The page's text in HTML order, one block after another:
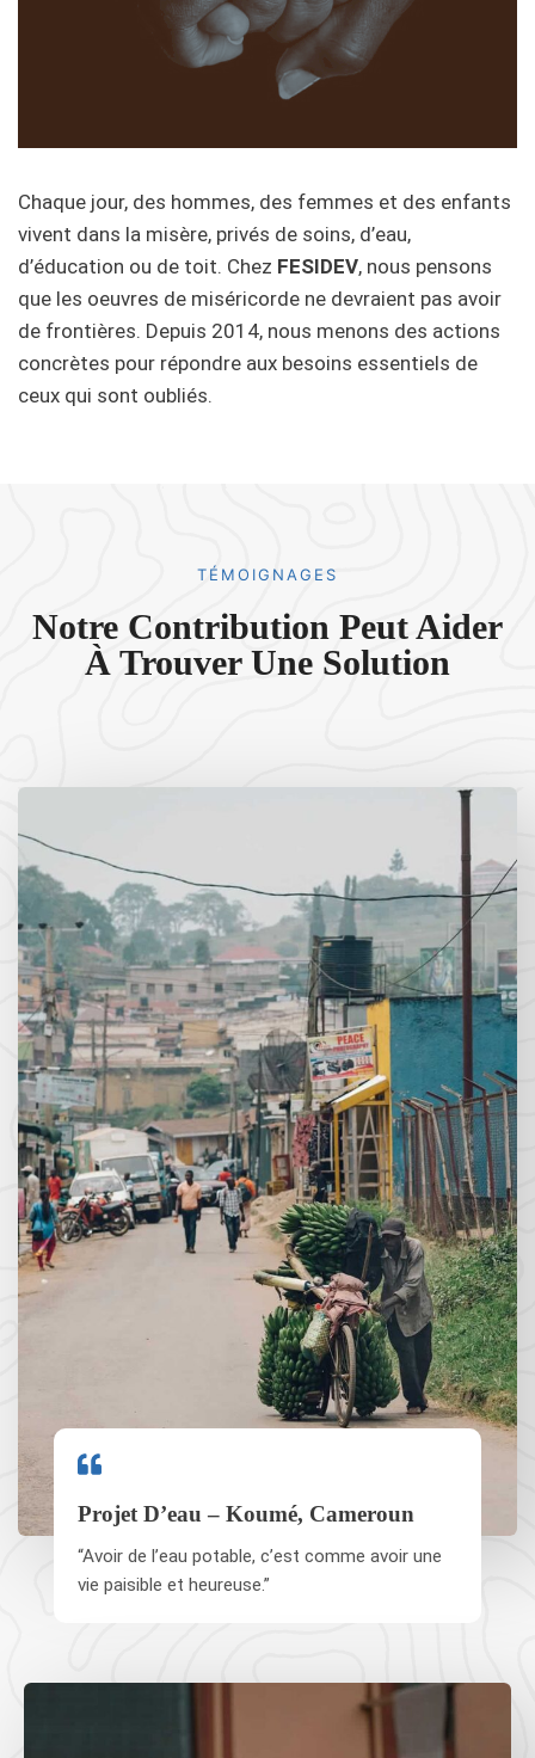
Chaque jour, des hommes, des femmes et des enfants
vivent dans la misère, privés de soins, d’eau,
d’éducation ou de toit. Chez FESIDEV, nous pensons
que les oeuvres de miséricorde ne devraient pas avoir
de frontières. Depuis 2014, nous menons des actions
concrètes pour répondre aux besoins essentiels de
ceux qui sont oubliés.
TÉMOIGNAGES
Notre Contribution Peut Aider
À Trouver Une Solution
Projet D’eau – Koumé, Cameroun
“Avoir de l’eau potable, c’est comme avoir une
vie paisible et heureuse.”